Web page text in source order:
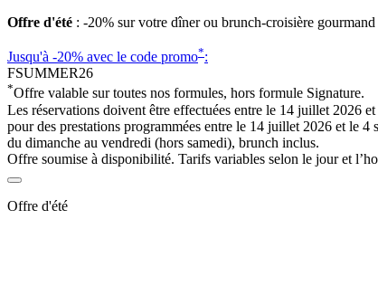
Offre d'été : -20% sur votre dîner ou brunch-croisière
Jusqu'à -20% avec le code promo*:
FSUMMER26
*Offre valable sur toutes nos formules, hors formule Signature.
Les réservations doivent être effectuées entre le 14 juillet 2026
pour des prestations programmées entre le 14 juillet 2026 et le 4
du dimanche au vendredi (hors samedi), brunch inclus.
Offre soumise à disponibilité. Tarifs variables selon le jour et
Offre d'été